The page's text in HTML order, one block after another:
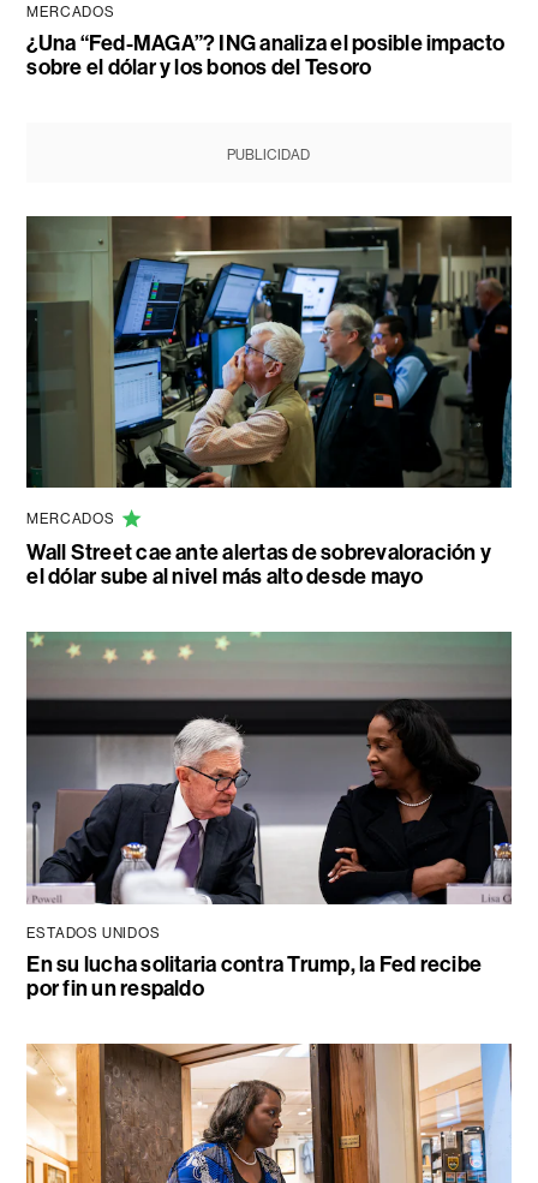
MERCADOS
¿Una “Fed-MAGA”? ING analiza el posible impacto
sobre el dólar y los bonos del Tesoro
PUBLICIDAD
MERCADOS
Wall Street cae ante alertas de sobrevaloración y
el dólar sube al nivel más alto desde mayo
ESTADOS UNIDOS
En su lucha solitaria contra Trump, la Fed recibe
por fin un respaldo